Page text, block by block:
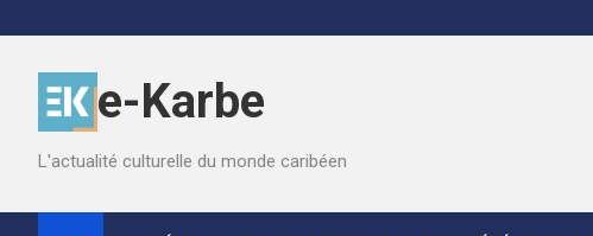
to
content
e-Karbe
L'actualité culturelle du monde caribéen